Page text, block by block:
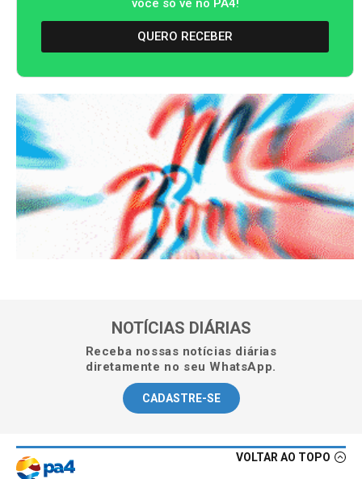
você só vê no PA4!
QUERO RECEBER
NOTÍCIAS DIÁRIAS
Receba nossas notícias diárias
diretamente no seu WhatsApp.
CADASTRE-SE
VOLTAR AO TOPO